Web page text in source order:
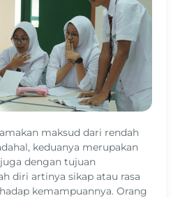
maksud dari rendah
keduanya merupakan
dengan tujuan
diri artinya sikap atau rasa
kemampuannya. Orang